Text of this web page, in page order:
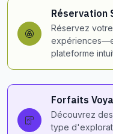
Réservation
Réservez
plateforme
Forfaits
Découvrez
type